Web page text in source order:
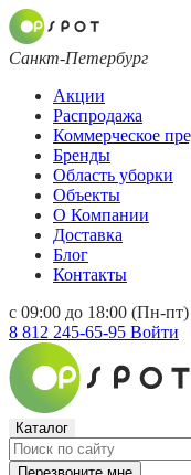
Санкт-Петербург
Акции
Распродажа
Коммерческое
Бренды
Область уборки
Объекты
О Компании
Доставка
Блог
Контакты
с 09:00 до 18:00 (Пн-пт)
8 812 245-65-95 Войти
Каталог